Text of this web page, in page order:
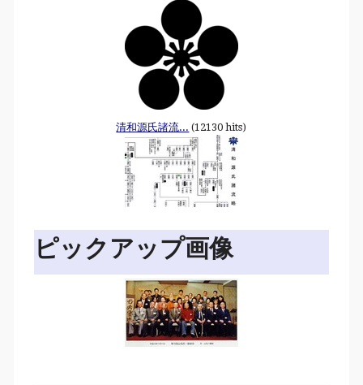
清和源氏諸流... (12130 hits)
ピックアップ画像